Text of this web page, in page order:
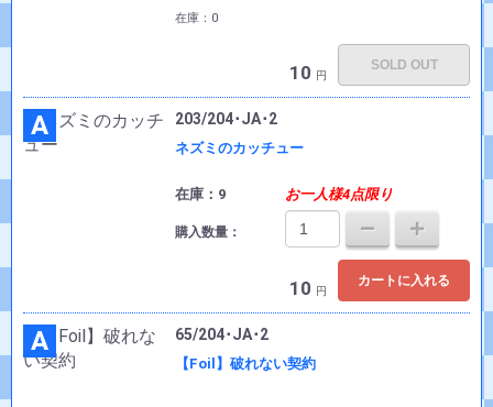
在庫：0
10 円
SOLD OUT
A 203/204･JA･2
ネズミのカッチュー
在庫：9 お一人様4点限り
購入数量：
10 円
カートに入れる
A 65/204･JA･2
【Foil】破れない契約